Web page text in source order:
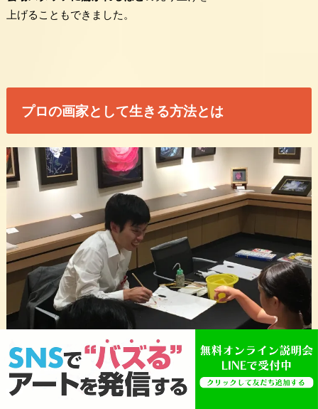
上げることもできました。
プロの画家として生きる方法とは